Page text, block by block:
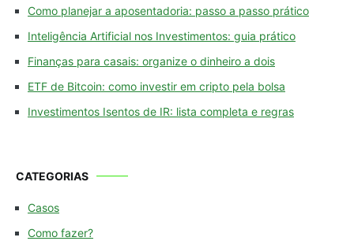
Como planejar a aposentadoria: passo a passo prático
Inteligência Artificial nos Investimentos: guia prático
Finanças para casais: organize o dinheiro a dois
ETF de Bitcoin: como investir em cripto pela bolsa
Investimentos Isentos de IR: lista completa e regras
CATEGORIAS
Casos
Como fazer?